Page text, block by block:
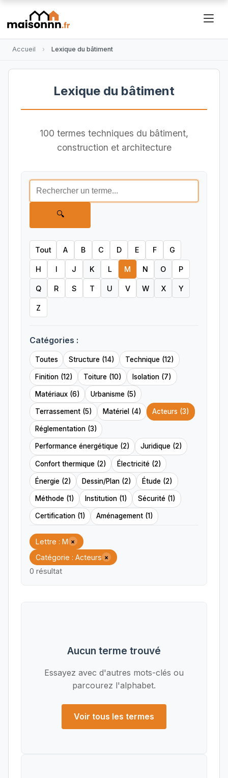
Accueil Lexique du bâtiment
Lexique du bâtiment
100 termes techniques du bâtiment,
construction et architecture
🔍
Tout A B C D E F G
H I J K L M N O P
Q R S T U V W X Y
Z
Catégories :
Toutes Structure (14) Technique (12)
Finition (12) Toiture (10) Isolation (7)
Matériaux (6) Urbanisme (5)
Terrassement (5) Matériel (4) Acteurs (3)
Réglementation (3)
Performance énergétique (2) Juridique (2)
Confort thermique (2) Électricité (2)
Énergie (2) Dessin/Plan (2) Étude (2)
Méthode (1) Institution (1) Sécurité (1)
Certification (1) Aménagement (1)
Lettre : M ×
Catégorie : Acteurs ×
0 résultat
Aucun terme trouvé
Essayez avec d'autres mots-clés ou
parcourez l'alphabet.
Voir tous les termes